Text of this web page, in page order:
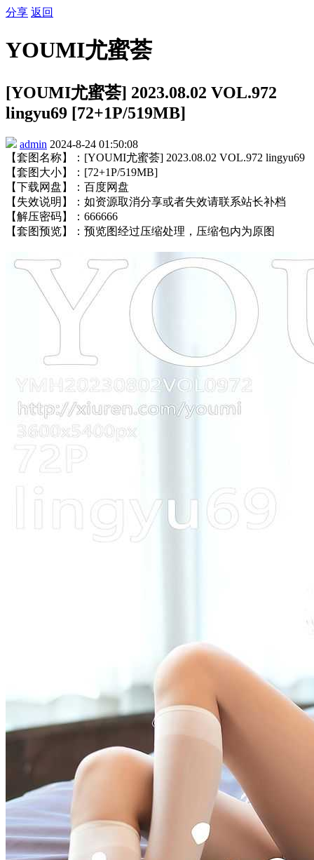
分享 返回
YOUMI尤蜜荟
[YOUMI尤蜜荟] 2023.08.02 VOL.972
lingyu69 [72+1P/519MB]
admin 2024-8-24 01:50:08
【套图名称】：[YOUMI尤蜜荟] 2023.08.02 VOL.972 lingyu69
【套图大小】：[72+1P/519MB]
【下载网盘】：百度网盘
【失效说明】：如资源取消分享或者失效请联系站长补档
【解压密码】：666666
【套图预览】：预览图经过压缩处理，压缩包内为原图